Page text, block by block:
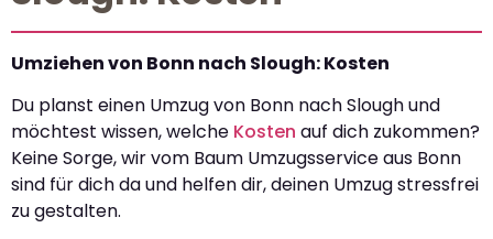
Umziehen von Bonn nach Slough: Kosten
Du planst einen Umzug von Bonn nach Slough und
möchtest wissen, welche Kosten auf dich zukommen?
Keine Sorge, wir vom Baum Umzugsservice aus Bonn
sind für dich da und helfen dir, deinen Umzug stressfrei
zu gestalten.